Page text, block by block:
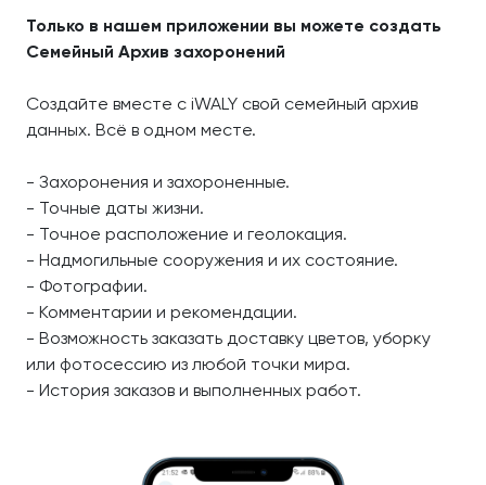
Только в нашем приложении вы можете создать
Семейный Архив захоронений
Создайте вместе с iWALY свой семейный архив
данных. Всё в одном месте.
- Захоронения и захороненные.
- Точные даты жизни.
- Точное расположение и геолокация.
- Надмогильные сооружения и их состояние.
- Фотографии.
- Комментарии и рекомендации.
- Возможность заказать доставку цветов, уборку
или фотосессию из любой точки мира.
- История заказов и выполненных работ.